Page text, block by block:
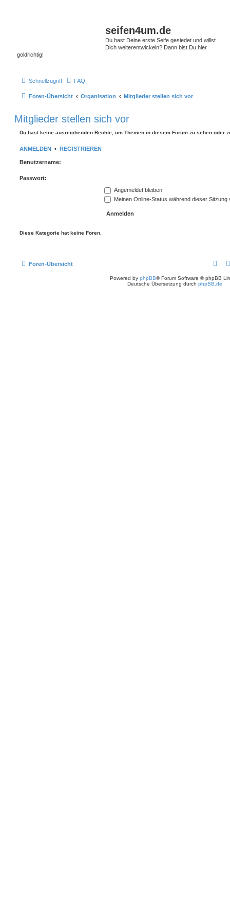
seifen4um.de
Du hast Deine erste Seife gesiedet und willst
Dich weiterentwickeln? Dann bist Du hier
goldrichtig!
Schnellzugriff FAQ
Foren-Übersicht Organisation Mitglieder stellen sich vor
Mitglieder stellen sich vor
Du hast keine ausreichenden Rechte, um Themen in diesem Forum zu sehen oder
ANMELDEN • REGISTRIEREN
Benutzername:
Passwort:
Angemeldet bleiben
Meinen Online-Status während dieser Sitzung
Diese Kategorie hat keine Foren.
Foren-Übersicht
Powered by phpBB® Forum Software © phpBB
Deutsche Übersetzung durch phpBB.de